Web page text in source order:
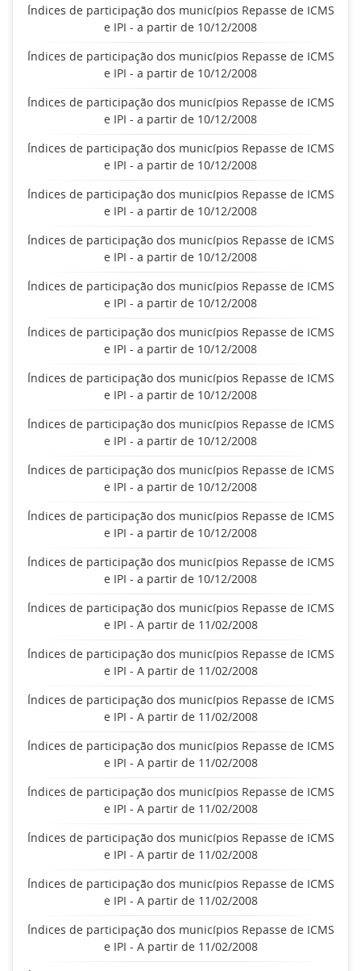
Índices de participação dos municípios Repasse de ICMS
e IPI - a partir de 10/12/2008
Índices de participação dos municípios Repasse de ICMS
e IPI - a partir de 10/12/2008
Índices de participação dos municípios Repasse de ICMS
e IPI - a partir de 10/12/2008
Índices de participação dos municípios Repasse de ICMS
e IPI - a partir de 10/12/2008
Índices de participação dos municípios Repasse de ICMS
e IPI - a partir de 10/12/2008
Índices de participação dos municípios Repasse de ICMS
e IPI - a partir de 10/12/2008
Índices de participação dos municípios Repasse de ICMS
e IPI - a partir de 10/12/2008
Índices de participação dos municípios Repasse de ICMS
e IPI - a partir de 10/12/2008
Índices de participação dos municípios Repasse de ICMS
e IPI - a partir de 10/12/2008
Índices de participação dos municípios Repasse de ICMS
e IPI - a partir de 10/12/2008
Índices de participação dos municípios Repasse de ICMS
e IPI - a partir de 10/12/2008
Índices de participação dos municípios Repasse de ICMS
e IPI - a partir de 10/12/2008
Índices de participação dos municípios Repasse de ICMS
e IPI - a partir de 10/12/2008
Índices de participação dos municípios Repasse de ICMS
e IPI - A partir de 11/02/2008
Índices de participação dos municípios Repasse de ICMS
e IPI - A partir de 11/02/2008
Índices de participação dos municípios Repasse de ICMS
e IPI - A partir de 11/02/2008
Índices de participação dos municípios Repasse de ICMS
e IPI - A partir de 11/02/2008
Índices de participação dos municípios Repasse de ICMS
e IPI - A partir de 11/02/2008
Índices de participação dos municípios Repasse de ICMS
e IPI - A partir de 11/02/2008
Índices de participação dos municípios Repasse de ICMS
e IPI - A partir de 11/02/2008
Índices de participação dos municípios Repasse de ICMS
e IPI - A partir de 11/02/2008